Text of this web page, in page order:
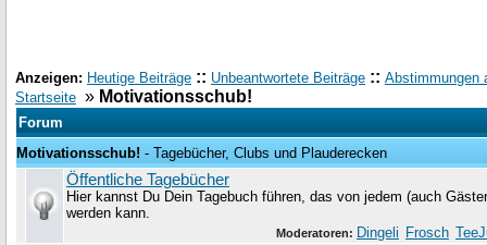
Anzeigen: Heutige Beiträge :: Unbeantwortete Beiträge :: Abstimmungen
Startseite » Motivationsschub!
Forum
Motivationsschub! - Tagebücher, Clubs und Plauderecken
Öffentliche Tagebücher
Hier kannst Du Dein Tagebuch führen, das von jedem (auch
werden kann.
Moderatoren: Dingeli Frosch